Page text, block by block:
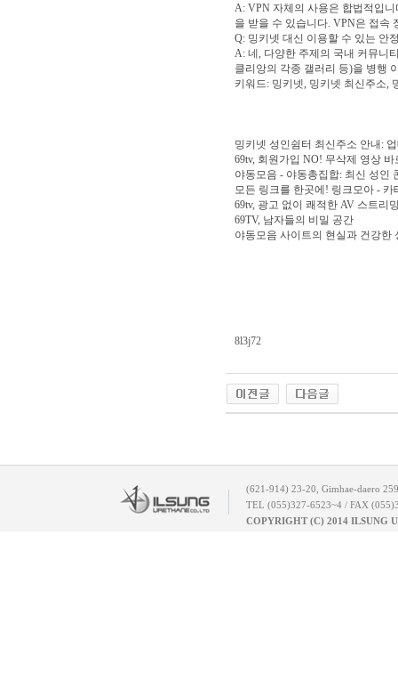
A: VPN 자체의 사용은 합법적입
을 받을 수 있습니다. VPN은 접속
Q: 밍키넷 대신 이용할 수 있는 안
A: 네, 다양한 주제의 국내 커뮤니
클리앙의 각종 갤러리 등)을 병행
키워드: 밍키넷, 밍키넷 최신주소,
밍키넷 성인쉼터 최신주소 안내:
69tv, 회원가입 NO! 무삭제 영상 바
야동모음 - 야동총집합: 최신 성인
모든 링크를 한곳에! 링크모아 -
69tv, 광고 없이 쾌적한 AV 스트리
69TV, 남자들의 비밀 공간
야동모음 사이트의 현실과 건강한
8l3j72
(621-914) 23-20, Gimhae-daero
TEL (055)327-6523~4 / FAX
COPYRIGHT (C) 2014 ILSUNG